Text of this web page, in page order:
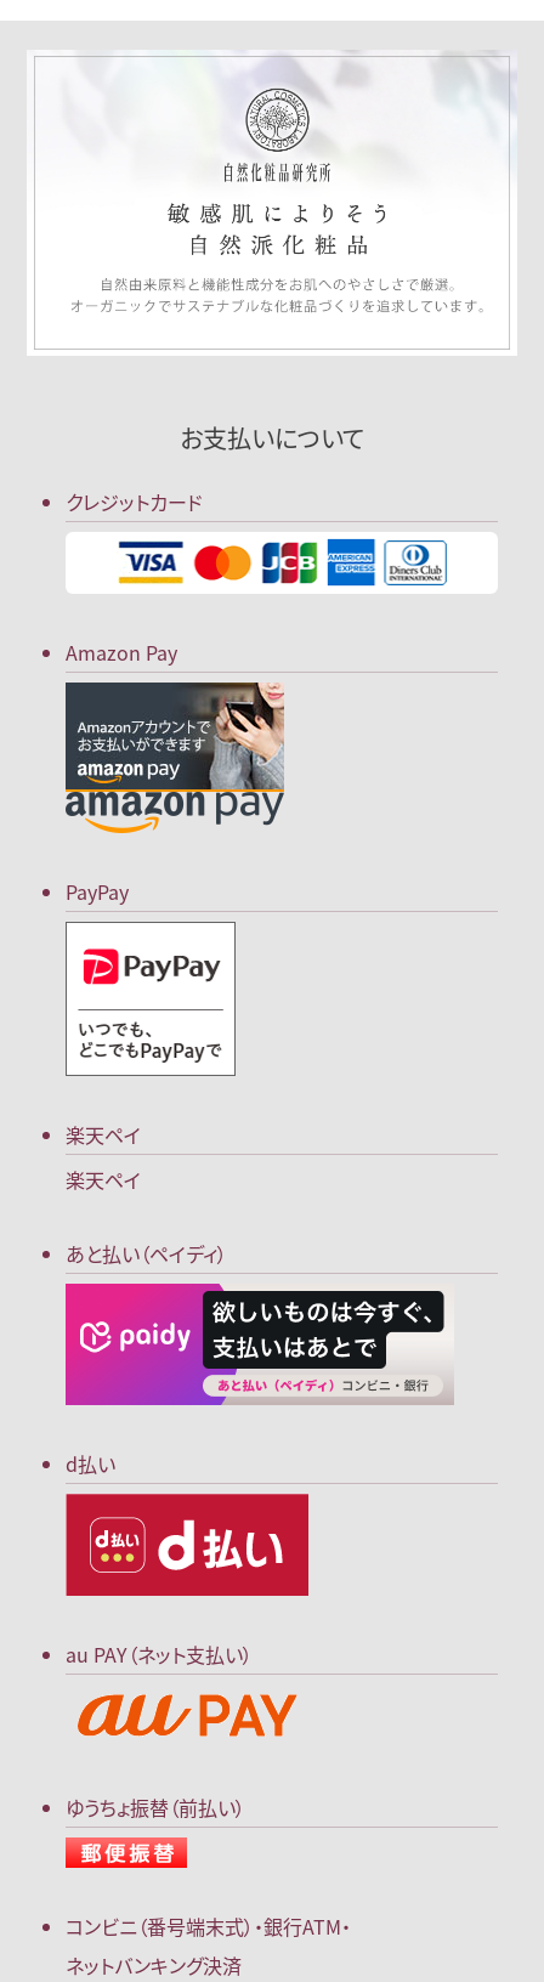
お支払いについて
クレジットカード
Amazon Pay
PayPay
楽天ペイ
楽天ペイ
あと払い（ペイディ）
d払い
au PAY（ネット支払い）
ゆうちょ振替（前払い）
コンビニ（番号端末式）・銀行ATM・
ネットバンキング決済